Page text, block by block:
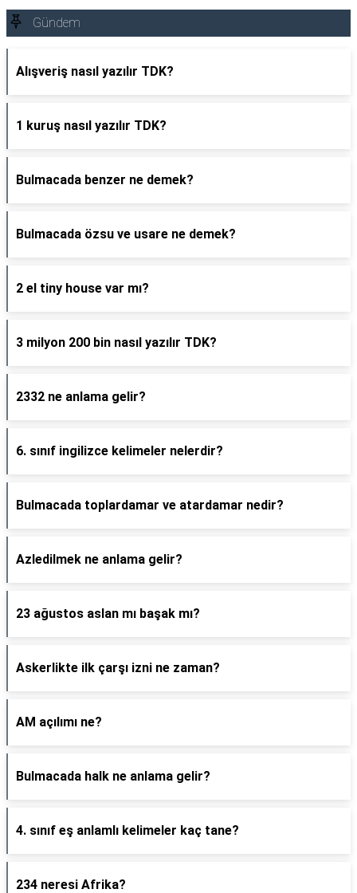
Gündem
Alışveriş nasıl yazılır TDK?
1 kuruş nasıl yazılır TDK?
Bulmacada benzer ne demek?
Bulmacada özsu ve usare ne demek?
2 el tiny house var mı?
3 milyon 200 bin nasıl yazılır TDK?
2332 ne anlama gelir?
6. sınıf ingilizce kelimeler nelerdir?
Bulmacada toplardamar ve atardamar nedir?
Azledilmek ne anlama gelir?
23 ağustos aslan mı başak mı?
Askerlikte ilk çarşı izni ne zaman?
AM açılımı ne?
Bulmacada halk ne anlama gelir?
4. sınıf eş anlamlı kelimeler kaç tane?
234 neresi Afrika?